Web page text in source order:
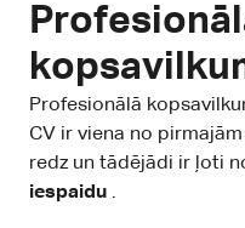
Profesionālā
CV ir viena no
redz un tādējādi ir ļoti
iespaidu .